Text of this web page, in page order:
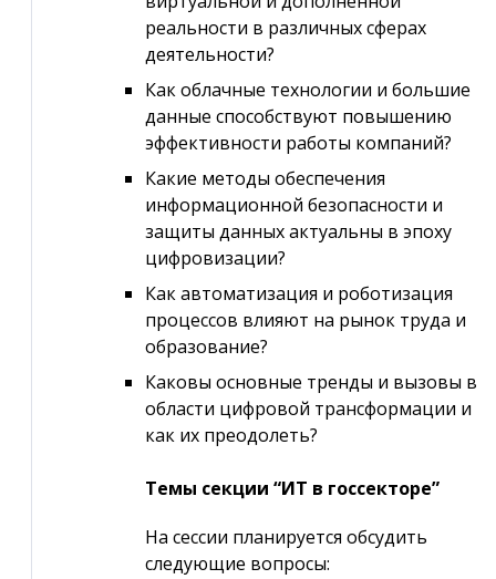
реальности в различных сферах
деятельности?
Как облачные технологии и большие
данные способствуют повышению
эффективности работы компаний?
Какие методы обеспечения
информационной безопасности и
защиты данных актуальны в эпоху
цифровизации?
Как автоматизация и роботизация
процессов влияют на рынок труда и
образование?
Каковы основные тренды и вызовы в
области цифровой трансформации и
как их преодолеть?
Темы секции “ИТ в госсекторе”
На сессии планируется обсудить
следующие вопросы: